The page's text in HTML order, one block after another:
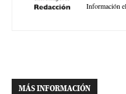
Información
MÁS INFORMACIÓN